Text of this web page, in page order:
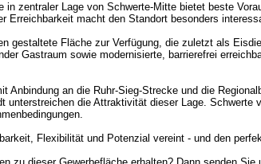
in zentraler Lage von Schwerte-Mitte bietet beste
Erreichbarkeit macht den Standort besonders
gestaltete Fläche zur Verfügung, die zuletzt als
Gastraum sowie modernisierte, barrierefrei
Anbindung an die Ruhr-Sieg-Strecke und die
unterstreichen die Attraktivität dieser Lage.
Flexibilität und Potenzial vereint - und den